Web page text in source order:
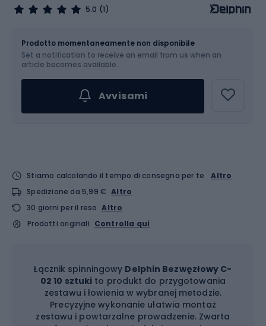
5.0 (1)
Scegli un'opzione...
Prodotto momentaneamente non disponibile
Set a notification to receive an email from us when an
article becomes available.
Avvisami
Stiamo calcolando il tempo di consegna per te
Altro
Spedizione da 5,99 € Altro
30 giorni per il reso Altro
Prodotti originali Controlla qui
Łącznik spinningowy Delphin Bezwęzłowy C-
02 10 sztuki to produkt do przygotowania
zestawu i łowienia w wybranej metodzie.
Precyzyjne wykonanie ułatwia montaż
zestawu i powtarzalne prowadzenie. Zwarta